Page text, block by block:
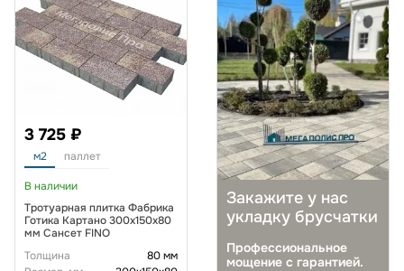
3 725 ₽
м2 паллет
В наличии
Тротуарная плитка Фабрика
Готика Картано 300х150х80
мм Сансет FINO
Толщина
80 мм
Закажите у нас
укладку брусчатки
Профессиональное
мощение с гарантией.